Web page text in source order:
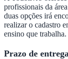
profissionais da
duas opções irá
realizar o cadastro
ensino que trabalha.
Prazo de